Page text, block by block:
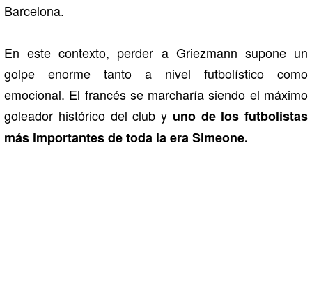
Barcelona.
En este contexto, perder a Griezmann supone un
golpe enorme tanto a nivel futbolístico como
emocional. El francés se marcharía siendo el máximo
goleador histórico del club y uno de los futbolistas
más importantes de toda la era Simeone.